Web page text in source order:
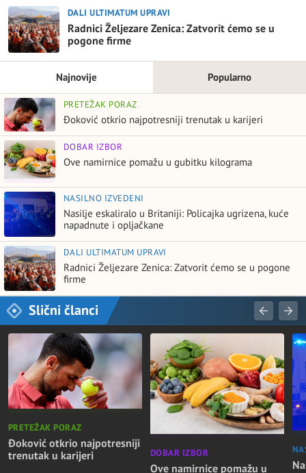
DALI ULTIMATUM UPRAVI
Radnici Željezare Zenica: Zatvorit ćemo se u
pogone firme
Najnovije Popularno
PRETEŽAK PORAZ
Đoković otkrio najpotresniji trenutak u karijeri
DOBAR IZBOR
Ove namirnice pomažu u gubitku kilograma
NASILNO IZVEDENI
Nasilje eskaliralo u Britaniji: Policajka ugrizena, kuće
napadnute i opljačkane
DALI ULTIMATUM UPRAVI
Radnici Željezare Zenica: Zatvorit ćemo se u pogone
firme
Slični članci
PRETEŽAK PORAZ
Đoković otkrio najpotresniji
trenutak u karijeri
DOBAR IZBOR
Ove namirnice pomažu u